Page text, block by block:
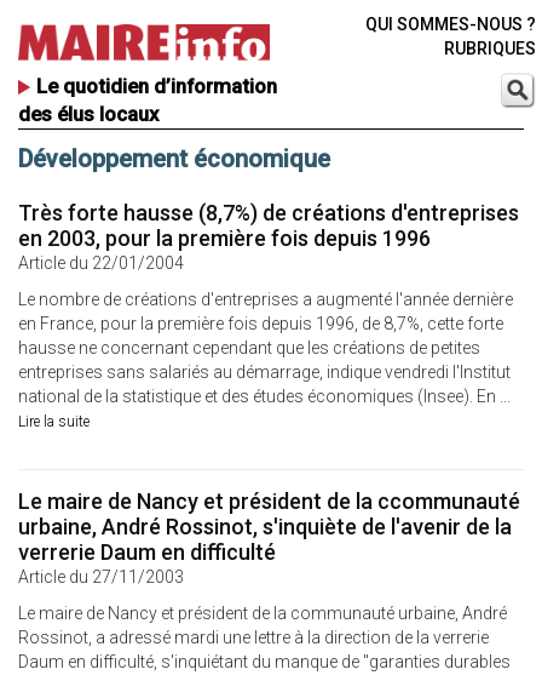
Le quotidien d’information
des élus locaux
QUI SOMMES-NOUS ?
RUBRIQUES
Développement économique
Très forte hausse (8,7%) de créations d'entreprises
en 2003, pour la première fois depuis 1996
Article du 22/01/2004
Le nombre de créations d'entreprises a augmenté l'année dernière
en France, pour la première fois depuis 1996, de 8,7%, cette forte
hausse ne concernant cependant que les créations de petites
entreprises sans salariés au démarrage, indique vendredi l'Institut
national de la statistique et des études économiques (Insee). En ...
Lire la suite
Le maire de Nancy et président de la ccommunauté
urbaine, André Rossinot, s'inquiète de l'avenir de la
verrerie Daum en difficulté
Article du 27/11/2003
Le maire de Nancy et président de la communauté urbaine, André
Rossinot, a adressé mardi une lettre à la direction de la verrerie
Daum en difficulté, s'inquiétant du manque de "garanties durables